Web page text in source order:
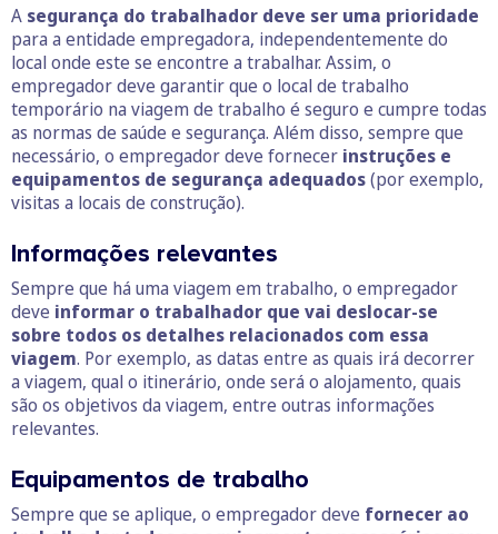
A segurança do trabalhador deve ser uma prioridade
para a entidade empregadora, independentemente do
local onde este se encontre a trabalhar. Assim, o
empregador deve garantir que o local de trabalho
temporário na viagem de trabalho é seguro e cumpre todas
as normas de saúde e segurança. Além disso, sempre que
necessário, o empregador deve fornecer instruções e
equipamentos de segurança adequados(por exemplo,
visitas a locais de construção).
Informações relevantes
Sempre que há uma viagem em trabalho, o empregador
deve informar o trabalhador que vai deslocar-se
sobre todos os detalhes relacionados com essa
viagem. Por exemplo, as datas entre as quais irá decorrer
a viagem, qual o itinerário, onde será o alojamento, quais
são os objetivos da viagem, entre outras informações
relevantes.
Equipamentos de trabalho
Sempre que se aplique, o empregador deve fornecer ao